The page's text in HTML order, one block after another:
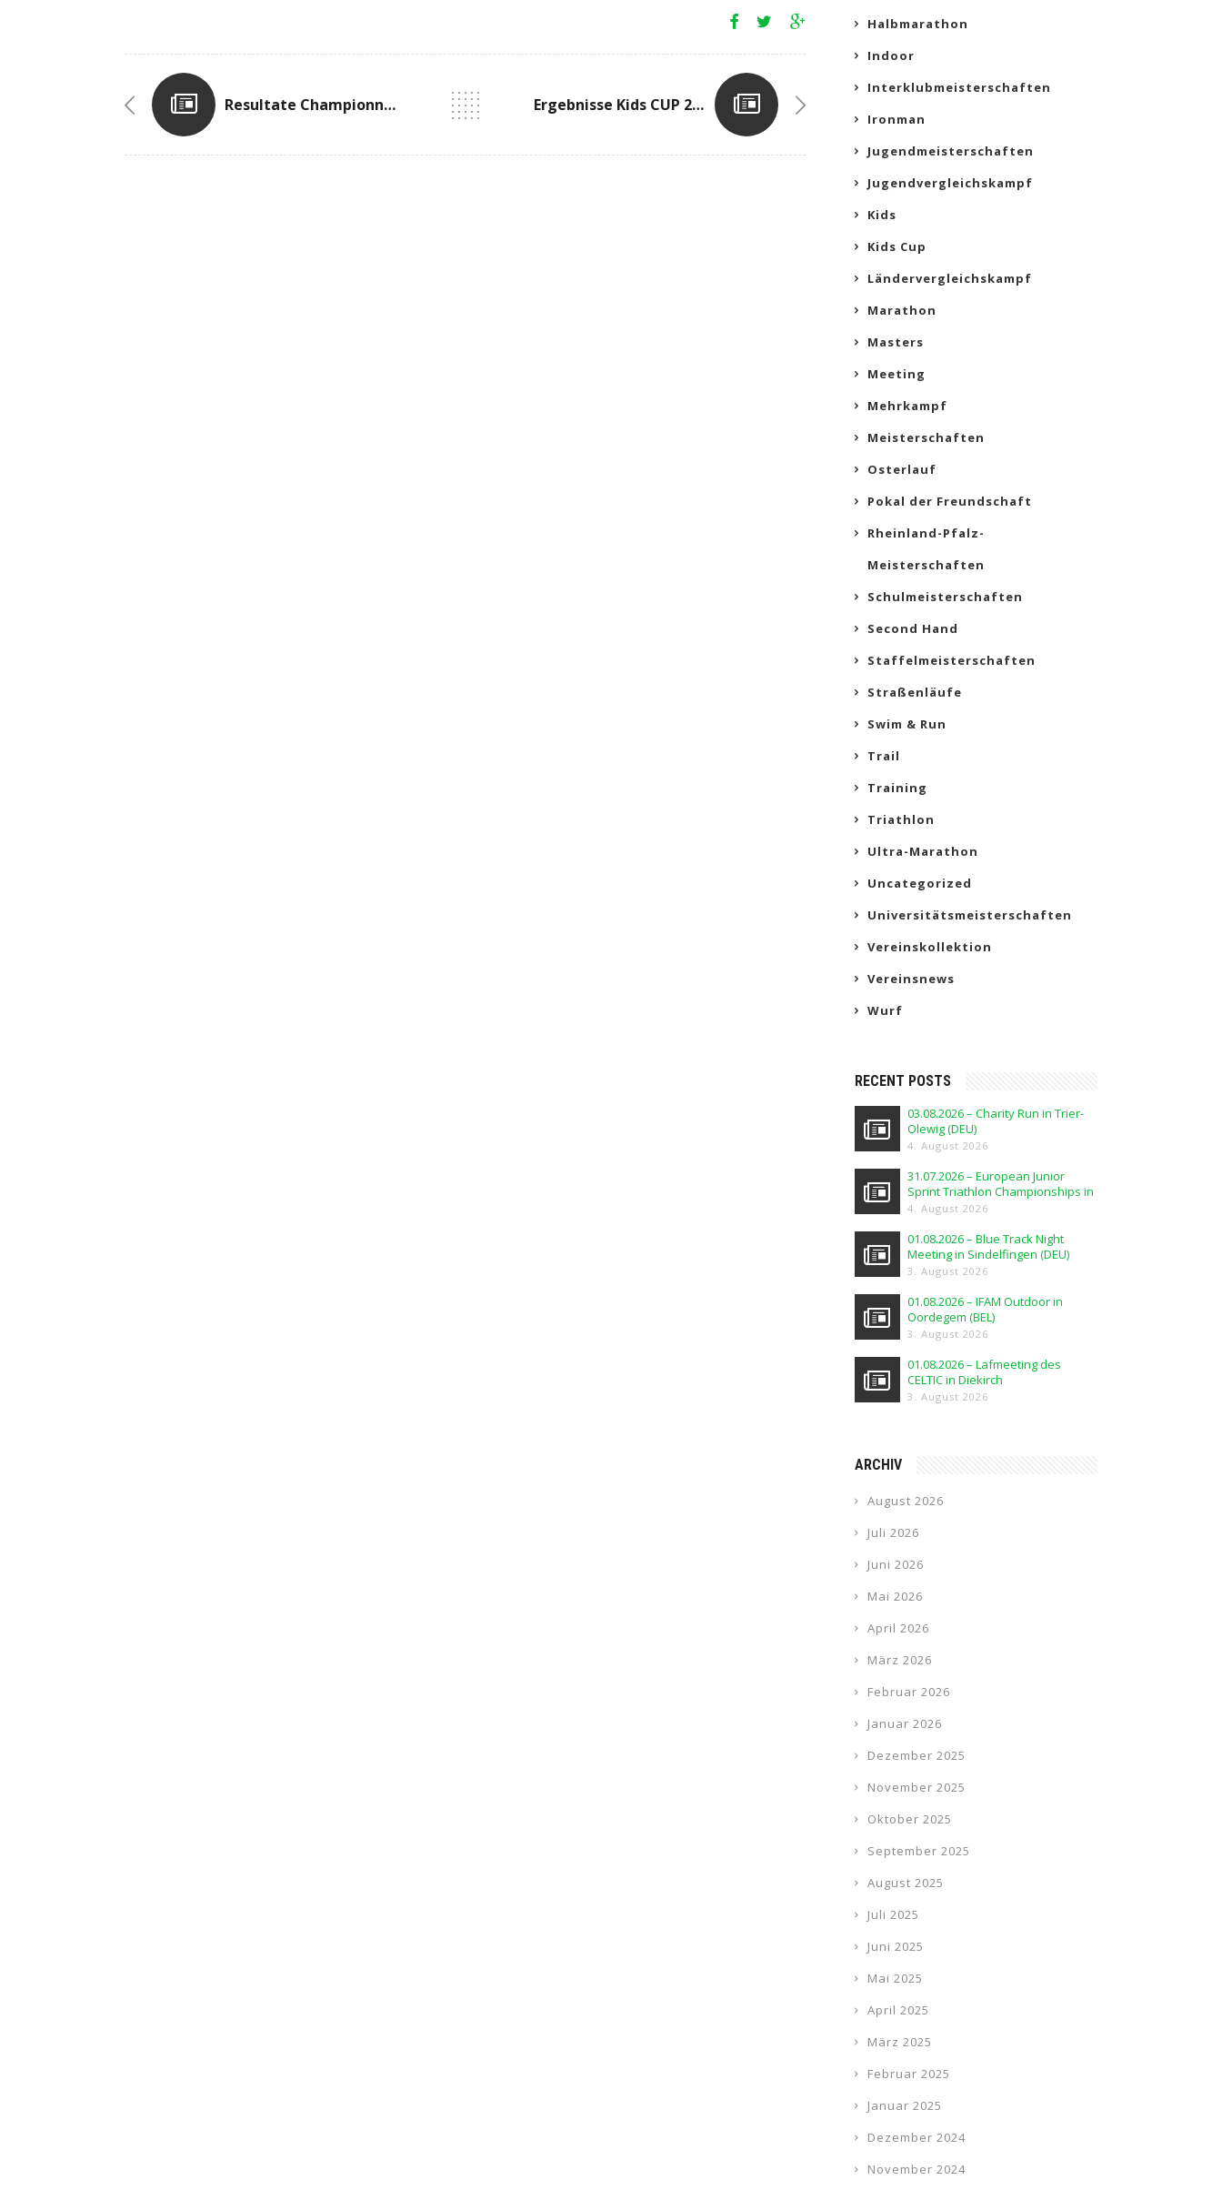
Resultate Championnats Nationaux Indoor Ergebnisse Kids CUP 22.01.
Halbmarathon
Indoor
Interklubmeisterschaften
Ironman
Jugendmeisterschaften
Jugendvergleichskampf
Kids
Kids Cup
Ländervergleichskampf
Marathon
Masters
Meeting
Mehrkampf
Meisterschaften
Osterlauf
Pokal der Freundschaft
Rheinland-Pfalz-
Meisterschaften
Schulmeisterschaften
Second Hand
Staffelmeisterschaften
Straßenläufe
Swim & Run
Trail
Training
Triathlon
Ultra-Marathon
Uncategorized
Universitätsmeisterschaften
Vereinskollektion
Vereinsnews
Wurf
RECENT POSTS
03.08.2026 – Charity Run in Trier-
Olewig (DEU)
4. August 2026
31.07.2026 – European Junior
Sprint Triathlon Championships in
Elblag (POL)
4. August 2026
01.08.2026 – Blue Track Night
Meeting in Sindelfingen (DEU)
3. August 2026
01.08.2026 – IFAM Outdoor in
Oordegem (BEL)
3. August 2026
01.08.2026 – Lafmeeting des
CELTIC in Diekirch
3. August 2026
ARCHIV
August 2026
Juli 2026
Juni 2026
Mai 2026
April 2026
März 2026
Februar 2026
Januar 2026
Dezember 2025
November 2025
Oktober 2025
September 2025
August 2025
Juli 2025
Juni 2025
Mai 2025
April 2025
März 2025
Februar 2025
Januar 2025
Dezember 2024
November 2024